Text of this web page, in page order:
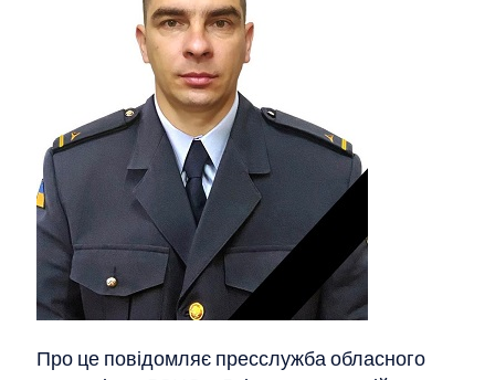
Про це повідомляє пресслужба обласного